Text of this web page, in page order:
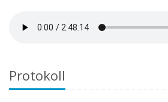
Protokoll